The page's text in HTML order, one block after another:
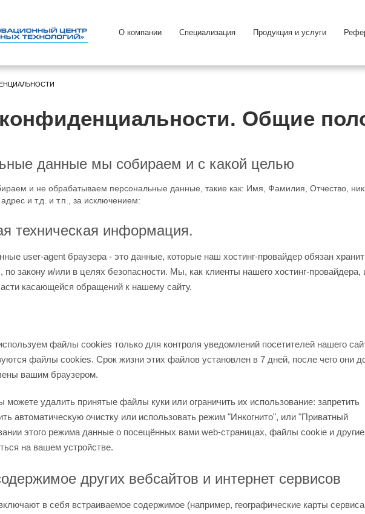
О компании Специализация Продукция и услуги
Общие
данные мы собираем и с какой целью
и не обрабатываем персональные данные, такие как: Имя, Фамилия, Отчество,
и т.д. и т.п., за исключением:
техническая информация.
user-agent браузера - это данные, которые наш хостинг-провайдер обязан
закону и/или в целях безопасности. Мы, как клиенты нашего хостинг-провайдера,
касающейся обращений к нашему сайту.
файлы cookies только для контроля уведомлений посетителей нашего
файлы cookies. Срок жизни этих файлов установлен в 7 дней, после чего они
вашим браузером.
можете удалить принятые файлы куки или ограничить их использование: запретить
автоматическую очистку или использовать режим "Инкогнито", или "Приватный
этого режима данные о посещённых вами web-страницах, файлы cookie и другие
на вашем устройстве.
других вебсайтов и интернет сервисов
в себя встраиваемое содержимое (например, географические карты сервиса